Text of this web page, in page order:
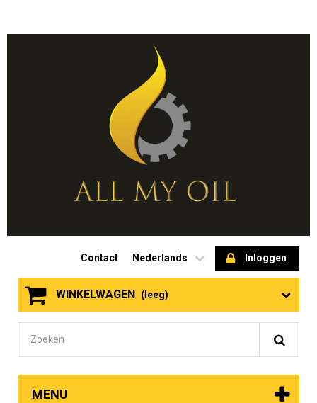
Inloggen
Nederlands
Contact
WINKELWAGEN (leeg)
MENU